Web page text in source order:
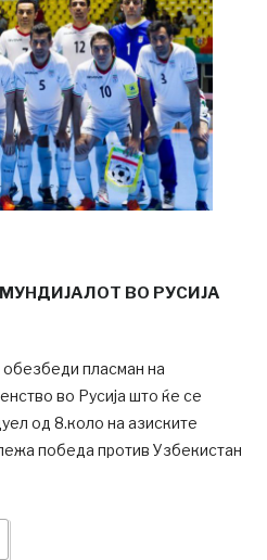
ВО РУСИЈА
обезбеди пласман на
во Русија што ќе се
од 8.коло на азиските
победа против Узбекистан